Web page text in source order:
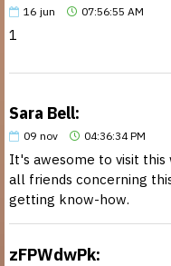
16 jun 07:56:55 AM
1
Sara Bell:
09 nov 04:36:34 PM
It's awesome to visit this
all friends concerning
getting know-how.
zFPWdwPk: